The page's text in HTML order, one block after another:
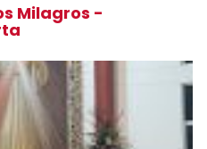
Milagros -